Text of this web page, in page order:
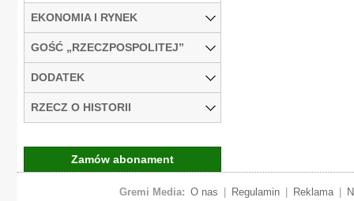
EKONOMIA I RYNEK
GOŚĆ „RZECZPOSPOLITEJ”
DODATEK
RZECZ O HISTORII
Zamów abonament
Gremi Media: O nas Regulamin Reklama